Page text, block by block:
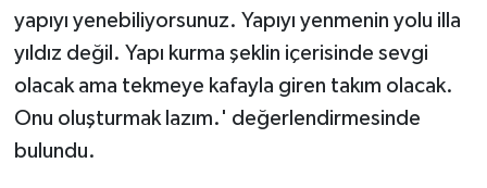
yapıyı yenebiliyorsunuz. Yapıyı yenmenin yolu illa
yıldız değil. Yapı kurma şeklin içerisinde sevgi
olacak ama tekmeye kafayla giren takım olacak.
Onu oluşturmak lazım.' değerlendirmesinde
bulundu.